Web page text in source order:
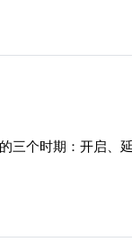
三个时期：开启、